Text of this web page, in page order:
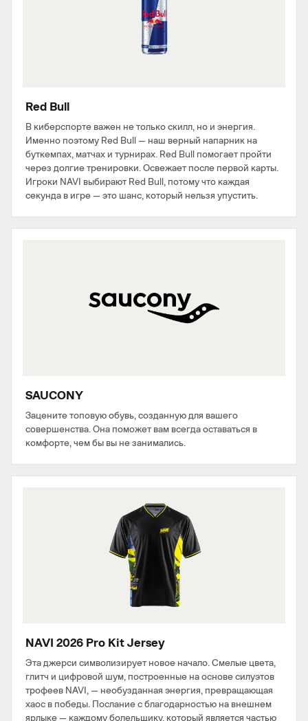
Red Bull
В киберспорте важен не только скилл, но и энергия.
Именно поэтому Red Bull — наш верный напарник на
буткемпах, матчах и турнирах. Red Bull помогает пройти
через долгие тренировки. Освежает после первой карты.
Игроки NAVI выбирают Red Bull, потому что каждая
секунда в игре — это шанс, который нельзя упустить.
SAUCONY
Зацените топовую обувь, созданную для вашего
совершенства. Она поможет вам всегда оставаться в
комфорте, чем бы вы не занимались.
NAVI 2026 Pro Kit Jersey
Эта джерси символизирует новое начало. Смелые цвета,
глитч и цифровой шум, построенные на основе силуэтов
трофеев NAVI, — необузданная энергия, превращающая
хаос в победы. Послание с благодарностью на внешнем
ярлыке — каждому болельщику, который является частью